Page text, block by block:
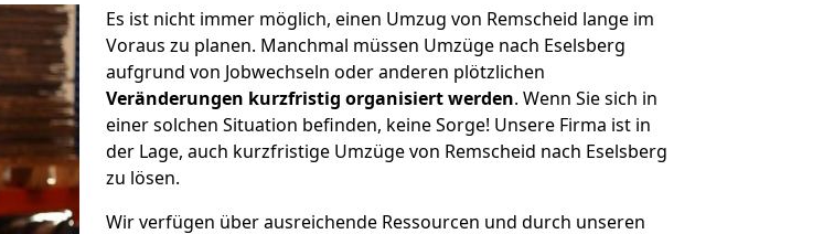
Es ist nicht immer möglich, einen Umzug von Remscheid lange im
Voraus zu planen. Manchmal müssen Umzüge nach Eselsberg
aufgrund von Jobwechseln oder anderen plötzlichen
Veränderungen kurzfristig organisiert werden. Wenn Sie sich in
einer solchen Situation befinden, keine Sorge! Unsere Firma ist in
der Lage, auch kurzfristige Umzüge von Remscheid nach Eselsberg
zu lösen.
Wir verfügen über ausreichende Ressourcen und durch unseren